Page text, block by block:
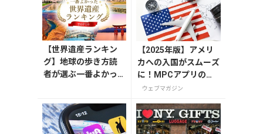
【世界遺産ランキン
グ】地球の歩き方読
者が選ぶ一番よかっ
【2025年版】アメリ
カへの入国がスムーズ
に！MPCアプリの登
録方法や使い方を解説
ウェブマガジン